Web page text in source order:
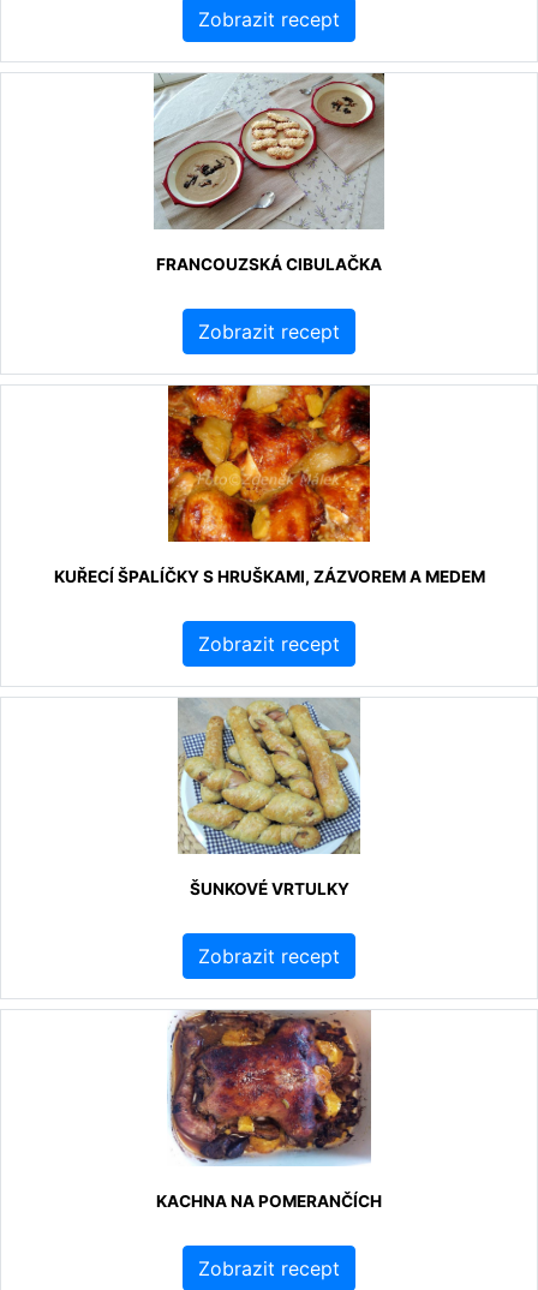
Zobrazit recept
FRANCOUZSKÁ CIBULAČKA
Zobrazit recept
KUŘECÍ ŠPALÍČKY S HRUŠKAMI, ZÁZVOREM A MEDEM
Zobrazit recept
ŠUNKOVÉ VRTULKY
Zobrazit recept
KACHNA NA POMERANČÍCH
Zobrazit recept